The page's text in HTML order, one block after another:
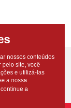
nossos conteúdos
pelo site, você
e utilizá-las
a nossa
a